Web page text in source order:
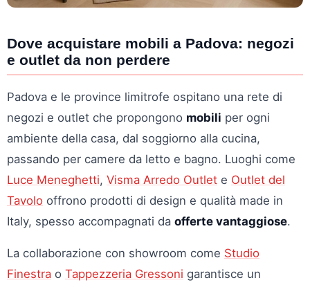
Dove acquistare mobili a Padova: negozi
e outlet da non perdere
Padova e le province limitrofe ospitano una rete di
negozi e outlet che propongono mobili per ogni
ambiente della casa, dal soggiorno alla cucina,
passando per camere da letto e bagno. Luoghi come
Luce Meneghetti, Visma Arredo Outlet e Outlet del
Tavolo offrono prodotti di design e qualità made in
Italy, spesso accompagnati da offerte vantaggiose.
La collaborazione con showroom come Studio
Finestra o Tappezzeria Gressoni garantisce un